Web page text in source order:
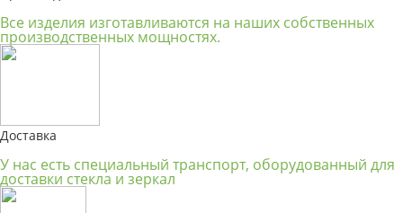
Все изделия изготавливаются на наших собственных
производственных мощностях.
Доставка
У нас есть специальный транспорт, оборудованный для
доставки стекла и зеркал